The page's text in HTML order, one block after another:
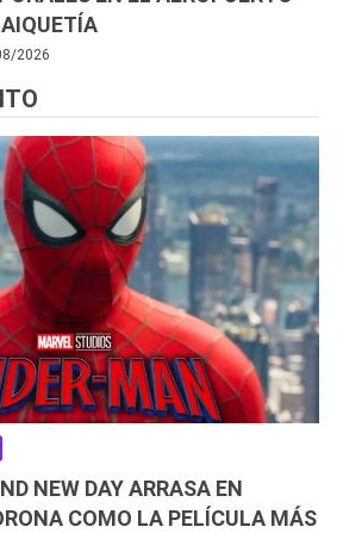
2026
NEW DAY ARRASA EN
COMO LA PELÍCULA MÁS